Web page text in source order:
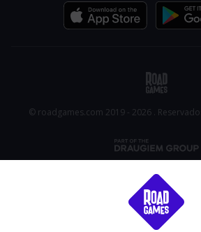
© roadgames.com 2019 - 2026 .